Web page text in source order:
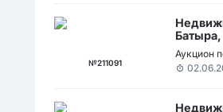
№211091
Аукцион